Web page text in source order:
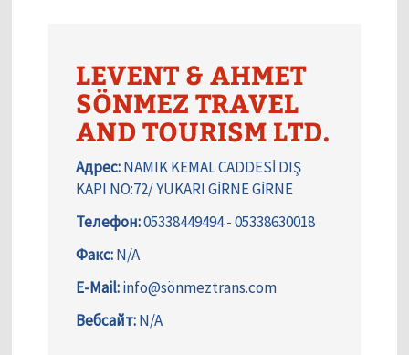
LEVENT & AHMET
SÖNMEZ TRAVEL
AND TOURISM LTD.
Адрес:NAMIK KEMAL CADDESİ DIŞ
KAPI NO:72/ YUKARI GİRNE GİRNE
Телефон:05338449494 - 05338630018
Факс:N/A
E-Mail:info@sönmeztrans.com
Вебсайт:N/A